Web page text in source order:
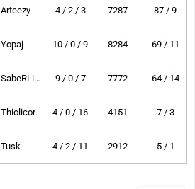
Arteezy 4 / 2 / 3 7287 87 / 9
Yopaj 10 / 0 / 9 8284 69 / 11
SabeRLight- 9 / 0 / 7 7772 64 / 14
Thiolicor 4 / 0 / 16 4151 7 / 3
Tusk 4 / 2 / 11 2912 5 / 1